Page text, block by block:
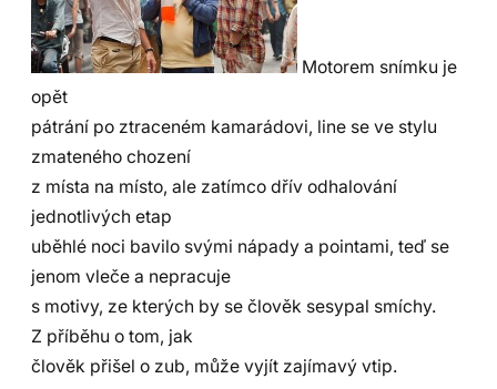
Motorem snímku je
opět
pátrání po ztraceném kamarádovi, line se ve stylu
zmateného chození
z místa na místo, ale zatímco dřív odhalování
jednotlivých etap
uběhlé noci bavilo svými nápady a pointami, teď se
jenom vleče a nepracuje
s motivy, ze kterých by se člověk sesypal smíchy.
Z příběhu o tom, jak
člověk přišel o zub, může vyjít zajímavý vtip.